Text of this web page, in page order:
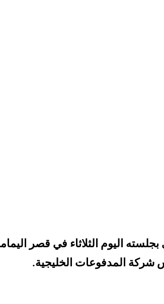
اليوم الثلاثاء في قصر
شركة المدفوعات الخليجية.